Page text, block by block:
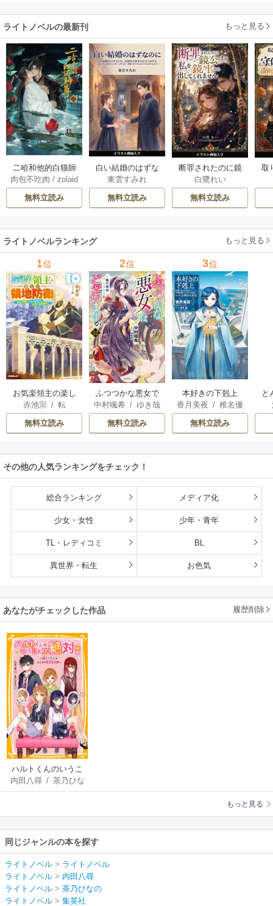
ライトノベルの最新刊 もっと見る
二哈和他的白猫師
尊 5-6巻
肉包不吃肉 /zolaid
a/石原理夏
無料立読み
白い結婚のはずな
のに、旦那様の指
先が止まりません
（挿絵版） 1巻
東雲すみれ
無料立読み
断罪されたのに鏡
公さまが私を鏡牢
から出してくれま
せん（挿絵版） 1巻
白鷺れい
無料立読み
取
ま
ライトノベルランキング もっと見る
1位
お気楽領主の楽し
い領地防衛
赤池宗/ 転
無料立読み
2位
ふつつかな悪女で
はございますが
中村颯希 / ゆき哉
無料立読み
3位
本好きの下剋上
香月美夜 /椎名優
無料立読み
と
その他の人気ランキングをチェック！
総合ランキング メディア化
少女・女性 少年・青年
TL・レディコミ BL
異世界・転生 お色気
あなたがチェックした作品 履歴削除
ハルトくんのいうこ
とは絶対！
内田八尋/ 茶乃ひな
の
もっと見る
同じジャンルの本を探す
ライトノベル > ライトノベル
ライトノベル > 内田八尋
ライトノベル > 茶乃ひなの
ライトノベル > 集英社